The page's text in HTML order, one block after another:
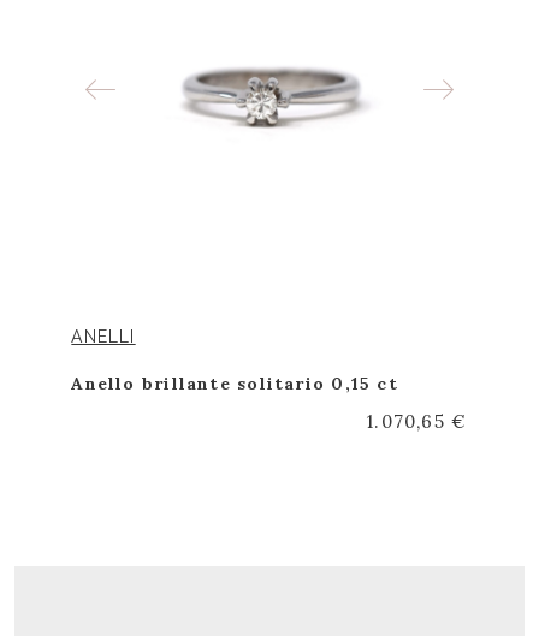
ANELLI
Anello brillante solitario 0,15 ct
1.070,65 €